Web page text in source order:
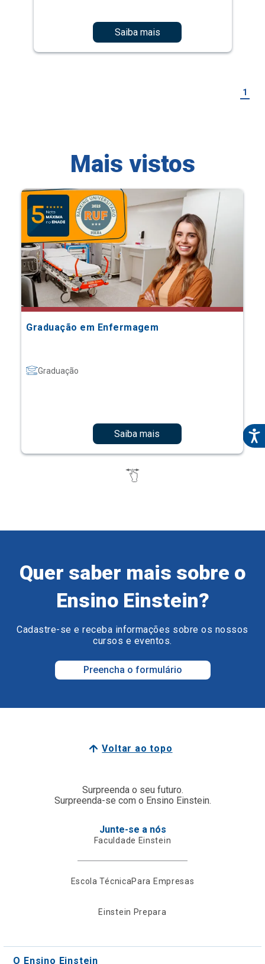
Saiba mais
1
Mais vistos
Graduação em Enfermagem
Graduação
Saiba mais
Quer saber mais sobre o
Ensino Einstein?
Cadastre-se e receba informações sobre os nossos
cursos e eventos.
Preencha o formulário
Voltar ao topo
Surpreenda o seu futuro.
Surpreenda-se com o Ensino Einstein.
Junte-se a nós
Faculdade Einstein
Escola TécnicaPara Empresas
Einstein Prepara
O Ensino Einstein